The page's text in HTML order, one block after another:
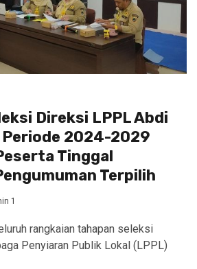
Direksi LPPL Abdi
Periode 2024-2029
Tinggal
Terpilih
1
rangkaian tahapan seleksi
Penyiaran Publik Lokal (LPPL)